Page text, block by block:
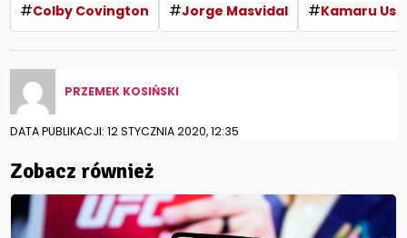
#Colby Covington #Jorge Masvidal #Kamaru
PRZEMEK KOSIŃSKI
DATA PUBLIKACJI: 12 STYCZNIA 2020, 12:35
Zobacz również